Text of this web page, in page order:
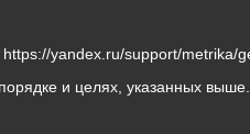
https://yandex.ru/support/metrika/
и целях, указанных выше.